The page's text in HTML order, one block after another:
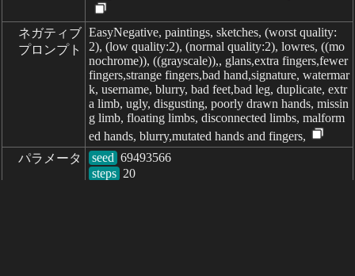
ネガティブ
プロンプト
EasyNegative, paintings, sketches, (worst quality:
2), (low quality:2), (normal quality:2), lowres, ((mo
nochrome)), ((grayscale)),, glans,extra fingers,fewer
fingers,strange fingers,bad hand,signature, watermar
k, username, blurry, bad feet,bad leg, duplicate, extr
a limb, ugly, disgusting, poorly drawn hands, missin
g limb, floating limbs, disconnected limbs, malform
ed hands, blurry,mutated hands and fingers,
パラメータ
seed
steps